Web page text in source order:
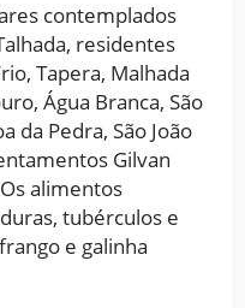
contemplados
residentes
Tapera, Malhada
Água Branca, São
da Pedra, São João
Gilvan
alimentos
tubérculos e
e galinha